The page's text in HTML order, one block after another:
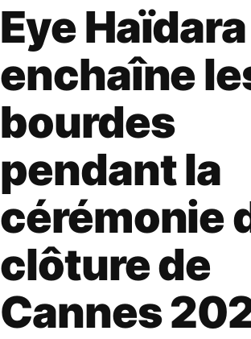
Eye Haïdara
enchaîne
bourdes
pendant la
cérémonie
clôture de
Cannes